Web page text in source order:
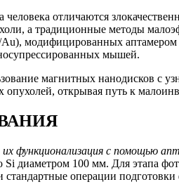
человека отличаются
а традиционные методы
модифицированных
мышей.
магнитных нанодисков с
опухолей, открывая путь к
функционализация с помощью
Si диаметром 100 мм. Для этапа
операции подготовки